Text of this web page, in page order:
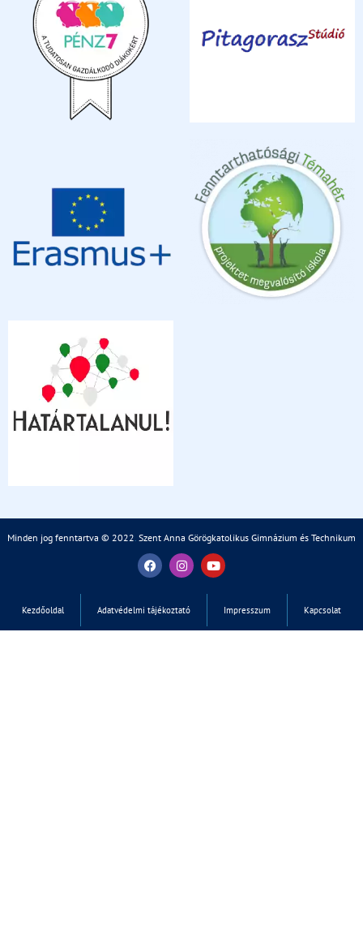
Minden jog fenntartva © 2022. Szent Anna Görögkatolikus Gimnázium és Technikum
Kezdőoldal Adatvédelmi tájékoztató Impresszum Kapcsolat